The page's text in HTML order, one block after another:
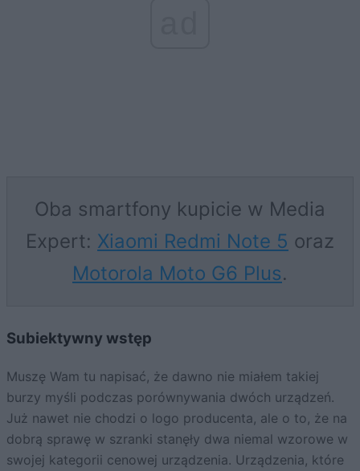
Oba smartfony kupicie w Media
Expert: Xiaomi Redmi Note 5 oraz
Motorola Moto G6 Plus.
Subiektywny wstęp
Muszę Wam tu napisać, że dawno nie miałem takiej
burzy myśli podczas porównywania dwóch urządzeń.
Już nawet nie chodzi o logo producenta, ale o to, że na
dobrą sprawę w szranki stanęły dwa niemal wzorowe w
swojej kategorii cenowej urządzenia. Urządzenia, które